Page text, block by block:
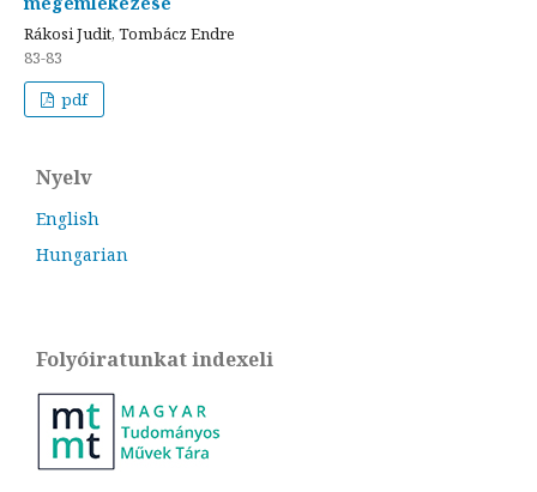
Rákosi Judit, Tombácz Endre
83-83
pdf
Nyelv
English
Hungarian
Folyóiratunkat indexeli